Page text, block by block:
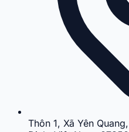
Thôn 1, Xã Yên